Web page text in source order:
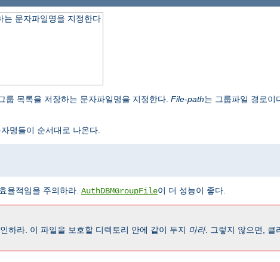
는 문자파일명을 지정한다
목록을 저장하는 문자파일명을 지정한다. File-path는 그룹파일 경로이
명들이 순서대로 나온다.
율적임을 주의하라. AuthDBMGroupFile이 더 성능이 좋다.
하라. 이 파일을 보호할 디렉토리 안에 같이 두지 마라. 그렇지 않으면, 클